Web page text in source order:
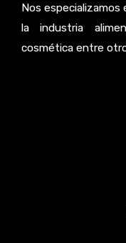
Nos
la industria
cosmética entre